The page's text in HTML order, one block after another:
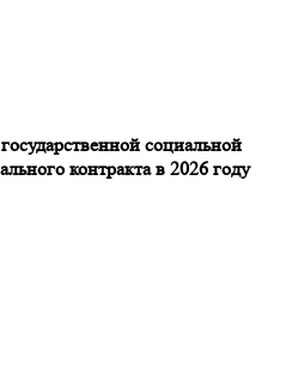
социальной
контракта в 2026 году